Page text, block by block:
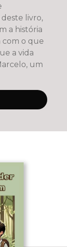
livro,
a história
com o que
a vida